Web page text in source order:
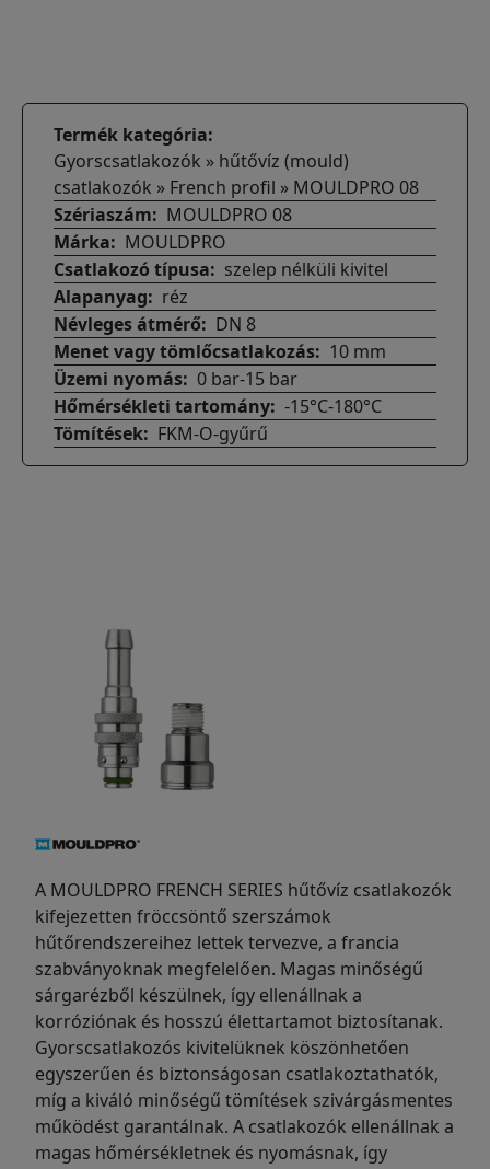
Termék kategória
Gyorscsatlakozók » hűtővíz (mould)
csatlakozók » French profil » MOULDPRO 08
Szériaszám
MOULDPRO 08
Márka
MOULDPRO
Csatlakozó típusa
szelep nélküli kivitel
Alapanyag
réz
Névleges átmérő
DN 8
Menet vagy tömlőcsatlakozás
10 mm
Üzemi nyomás
0 bar-15 bar
Hőmérsékleti tartomány -15°C-180°C
Tömítések
FKM-O-gyűrű
A MOULDPRO FRENCH SERIES hűtővíz csatlakozók
kifejezetten fröccsöntő szerszámok
hűtőrendszereihez lettek tervezve, a francia
szabványoknak megfelelően. Magas minőségű
sárgarézből készülnek, így ellenállnak a
korróziónak és hosszú élettartamot biztosítanak.
Gyorscsatlakozós kivitelüknek köszönhetően
egyszerűen és biztonságosan csatlakoztathatók,
míg a kiváló minőségű tömítések szivárgásmentes
működést garantálnak. A csatlakozók ellenállnak a
magas hőmérsékletnek és nyomásnak, így